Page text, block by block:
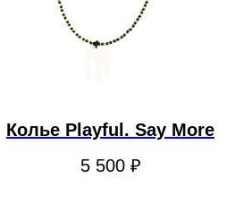
Колье Playful. Say More
5 500 ₽